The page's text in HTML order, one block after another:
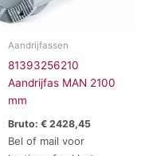
Aandrijfassen
81393256210
Aandrijfas MAN 2100
mm
Bruto: €2428,45
Bel of mail voor